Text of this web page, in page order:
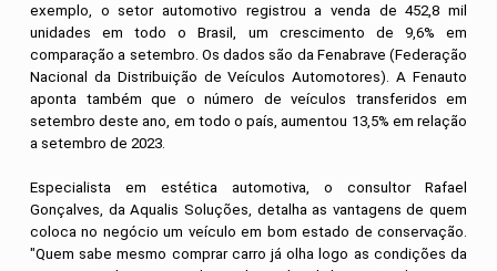
exemplo, o setor automotivo registrou a venda de 452,8 mil
unidades em todo o Brasil, um crescimento de 9,6% em
comparação a setembro. Os dados são da Fenabrave (Federação
Nacional da Distribuição de Veículos Automotores). A Fenauto
aponta também que o número de veículos transferidos em
setembro deste ano, em todo o país, aumentou 13,5% em relação
a setembro de 2023.
Especialista em estética automotiva, o consultor Rafael
Gonçalves, da Aqualis Soluções, detalha as vantagens de quem
coloca no negócio um veículo em bom estado de conservação.
"Quem sabe mesmo comprar carro já olha logo as condições da